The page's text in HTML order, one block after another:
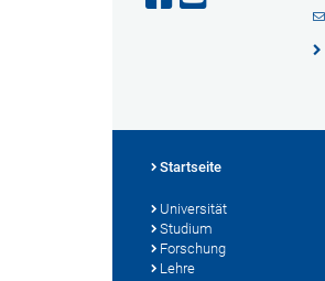
Startseite
Universität
Studium
Forschung
Lehre